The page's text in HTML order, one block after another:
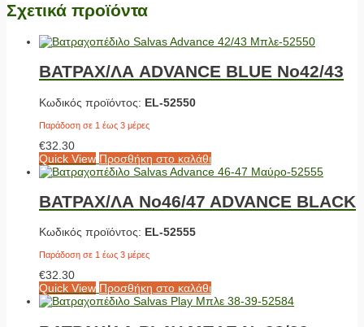
Σχετικά προϊόντα
ΒΑΤΡΑΧ/ΛΑ ADVANCE BLUE No42/43
Κωδικός προϊόντος: EL-52550
Παράδοση σε 1 έως 3 μέρες
€32.30
Quick View Προσθήκη στο καλάθι
ΒΑΤΡΑΧ/ΛΑ No46/47 ADVANCE BLACK
Κωδικός προϊόντος: EL-52555
Παράδοση σε 1 έως 3 μέρες
€32.30
Quick View Προσθήκη στο καλάθι